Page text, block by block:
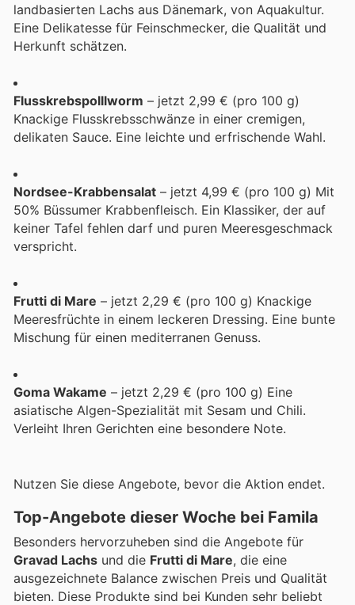
landbasierten Lachs aus Dänemark, von Aquakultur.
Eine Delikatesse für Feinschmecker, die Qualität und
Herkunft schätzen.
Flusskrebspolllworm – jetzt 2,99 € (pro 100 g)
Knackige Flusskrebsschwänze in einer cremigen,
delikaten Sauce. Eine leichte und erfrischende Wahl.
Nordsee-Krabbensalat – jetzt 4,99 € (pro 100 g) Mit
50% Büssumer Krabbenfleisch. Ein Klassiker, der auf
keiner Tafel fehlen darf und puren Meeresgeschmack
verspricht.
Frutti di Mare – jetzt 2,29 € (pro 100 g) Knackige
Meeresfrüchte in einem leckeren Dressing. Eine bunte
Mischung für einen mediterranen Genuss.
Goma Wakame – jetzt 2,29 € (pro 100 g) Eine
asiatische Algen-Spezialität mit Sesam und Chili.
Verleiht Ihren Gerichten eine besondere Note.
Nutzen Sie diese Angebote, bevor die Aktion endet.
Top-Angebote dieser Woche bei Famila
Besonders hervorzuheben sind die Angebote für
Gravad Lachs und die Frutti di Mare, die eine
ausgezeichnete Balance zwischen Preis und Qualität
bieten. Diese Produkte sind bei Kunden sehr beliebt